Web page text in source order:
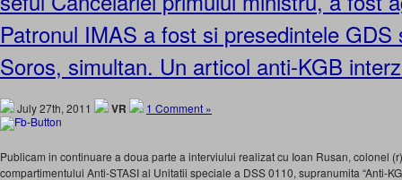
Patronul IMAS a fost si presedintele GDS
Soros, simultan. Un articol anti-KGB
July 27th, 2011 VR 1 Comment »
Publicam in continuare a doua parte a interviului realizat cu Ioan Rusan, colonel
compartimentului Anti-STASI al Unitatii speciale a DSS 0110, supranumita “Anti-